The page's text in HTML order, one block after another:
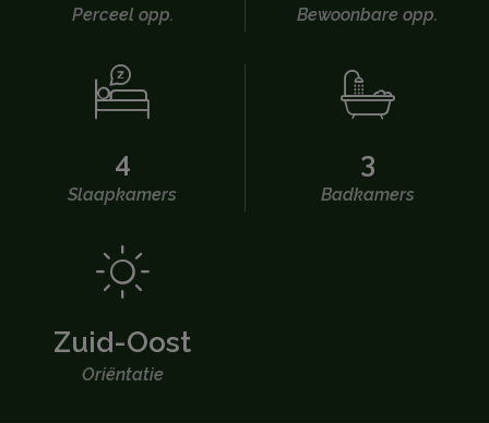
Perceel opp. Bewoonbare opp.
4
Slaapkamers
3
Badkamers
Zuid-Oost
Oriëntatie